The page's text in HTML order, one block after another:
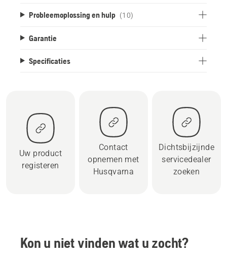
Probleemoplossing en hulp (10)
Garantie
Specificaties
Uw product
registeren
Contact
opnemen met
Husqvarna
Dichtsbijzijnde
servicedealer
zoeken
Kon u niet vinden wat u zocht?